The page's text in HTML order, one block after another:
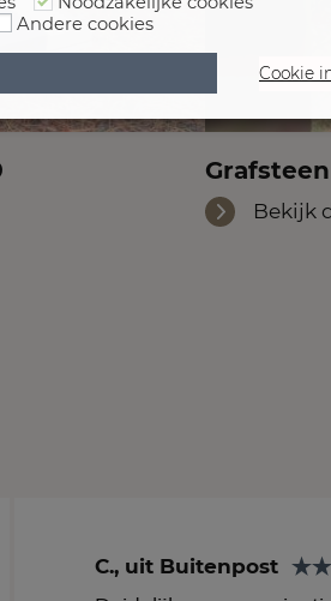
Bekijk
C., uit Buitenpost
Andere cookies
Cookie